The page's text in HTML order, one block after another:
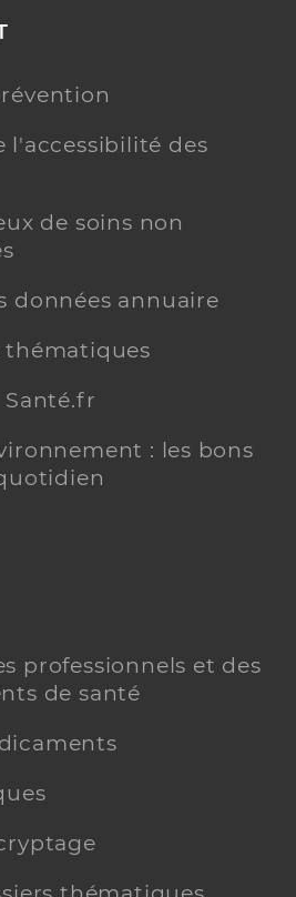
l'accessibilité des
de soins non
données annuaire
thématiques
Santé.fr
: les bons
professionnels et des
de santé